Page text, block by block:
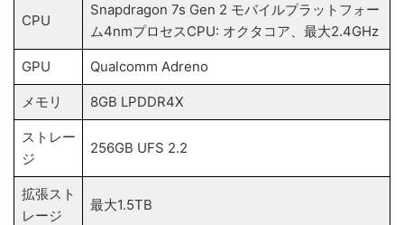
CPU
Snapdragon 7s Gen 2 モバイルプラットフォー
ム4nmプロセスCPU: オクタコア、最大2.4GHz
GPU Qualcomm Adreno
メモリ 8GB LPDDR4X
ストレー
ジ
256GB UFS 2.2
拡張スト
レージ
最大1.5TB